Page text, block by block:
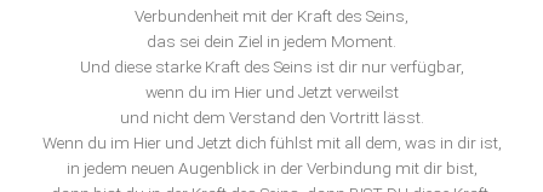
Verbundenheit mit der Kraft des Seins,
das sei dein Ziel in jedem Moment.
Und diese starke Kraft des Seins ist dir nur verfügbar,
wenn du im Hier und Jetzt verweilst
und nicht dem Verstand den Vortritt lässt.
Wenn du im Hier und Jetzt dich fühlst mit all dem, was in dir ist,
in jedem neuen Augenblick in der Verbindung mit dir bist,